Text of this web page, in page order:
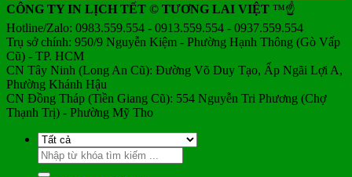
CÔNG TY IN LỊCH TẾT © TƯƠNG LAI VIỆT ™☝️
Hotline/Zalo: 0983.559.554 - 0913.559.554 - 0937.559.554
Trụ sở chính: 950/9 Nguyễn Kiệm - Phường Hạnh Thông (Gò Vấp
Cũ) - TP. HCM
CN Tây Ninh (Long An Cũ): Đường Võ Duy Tạo, Ấp Ngãi Lợi A,
Phường Khánh Hậu
CN Đồng Tháp (Tiền Giang Cũ): 554 Nguyễn Tri Phương (Chợ
Thạnh Trị) - Phường Mỹ Tho
Tìm
kiếm: